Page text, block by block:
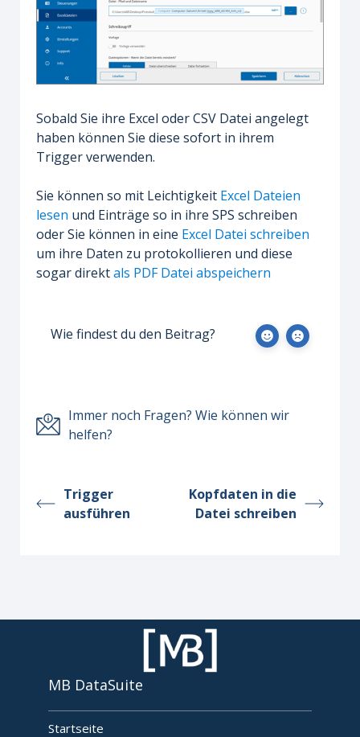
Sobald Sie ihre Excel oder CSV Datei angelegt
haben können Sie diese sofort in ihrem
Trigger verwenden.
Sie können so mit Leichtigkeit Excel Dateien
lesen und Einträge so in ihre SPS schreiben
oder Sie können in eine Excel Datei schreiben
um ihre Daten zu protokollieren und diese
sogar direktals PDF Datei abspeichern
Wie findest du den Beitrag?
Immer noch Fragen? Wie können wir
helfen?
Trigger
ausführen
Kopfdaten in die
Datei schreiben
MB DataSuite
Startseite